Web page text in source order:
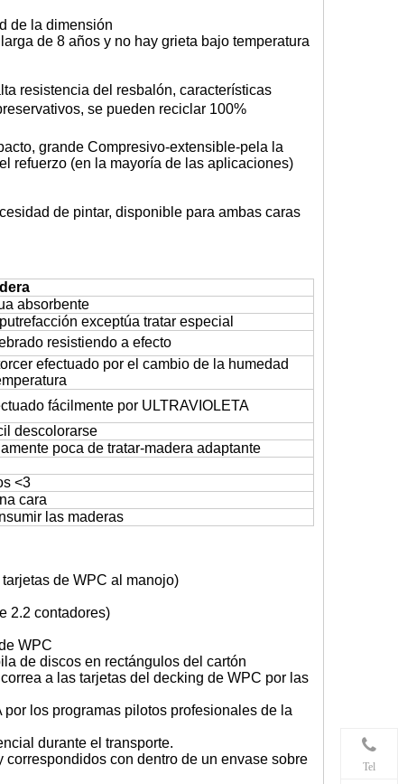
de la dimensión
de 8 años y no hay grieta bajo temperatura
resistencia del resbalón, características
se pueden reciclar 100%
grande Compresivo-extensible-pela la
refuerzo (en la mayoría de las aplicaciones)
de pintar, disponible para ambas caras
absorbente
exceptúa tratar especial
resistiendo a efecto
efectuado por el cambio de la humedad
fácilmente por ULTRAVIOLETA
descolorarse
poca de tratar-madera adaptante
<3
cara
las maderas
de WPC al manojo)
2.2 contadores)
WPC
de discos en rectángulos del cartón
a las tarjetas del decking de WPC por las
los programas pilotos profesionales de la
durante el transporte.
con dentro de un envase sobre
Tel